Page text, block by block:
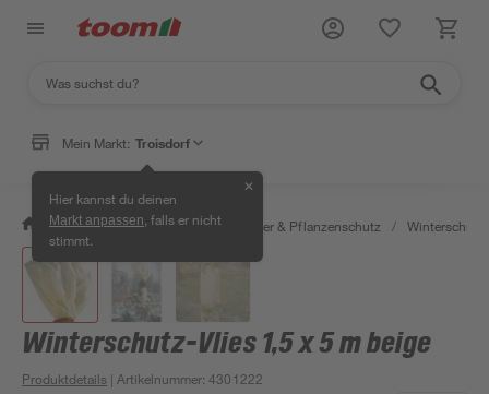
Mein Markt: Troisdorf
Hier kannst du deinen
Markt anpassen , falls er nicht
stimmt.
✕
/ Garten & Freizeit / Erden, Dünger & Pflanzenschutz / Winterschutz
Winterschutz-Vlies 1,5 x 5 m beige
Produktdetails | Artikelnummer:4301222